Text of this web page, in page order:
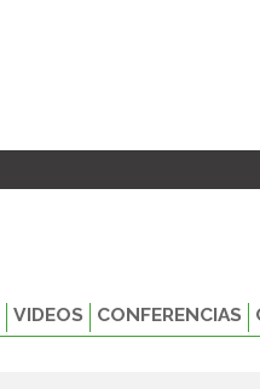
VIDEOS CONFERENCIAS